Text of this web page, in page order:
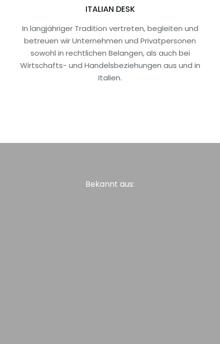
ITALIAN DESK
In langjähriger Tradition vertreten, begleiten und
betreuen wir Unternehmen und Privatpersonen
sowohl in rechtlichen Belangen, als auch bei
Wirtschafts- und Handelsbeziehungen aus und in
Italien.
Bekannt aus: